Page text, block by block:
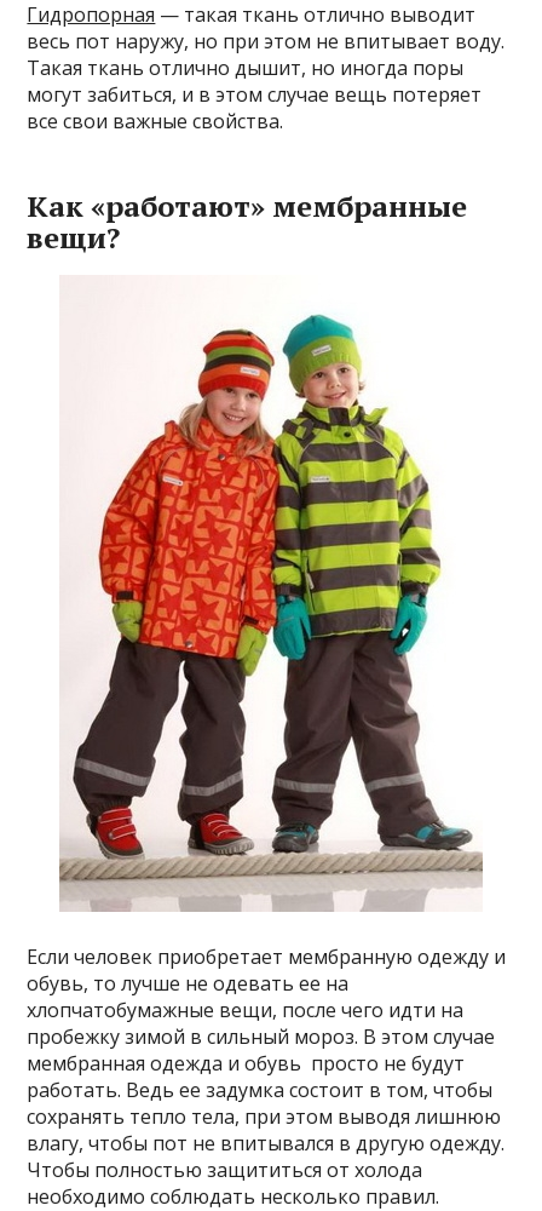
Гидропорная — такая ткань отлично выводит
весь пот наружу, но при этом не впитывает воду.
Такая ткань отлично дышит, но иногда поры
могут забиться, и в этом случае вещь потеряет
все свои важные свойства.
Как «работают» мембранные
вещи?
Если человек приобретает мембранную одежду и
обувь, то лучше не одевать ее на
хлопчатобумажные вещи, после чего идти на
пробежку зимой в сильный мороз. В этом случае
мембранная одежда и обувь просто не будут
работать. Ведь ее задумка состоит в том, чтобы
сохранять тепло тела, при этом выводя лишнюю
влагу, чтобы пот не впитывался в другую одежду.
Чтобы полностью защититься от холода
необходимо соблюдать несколько правил.